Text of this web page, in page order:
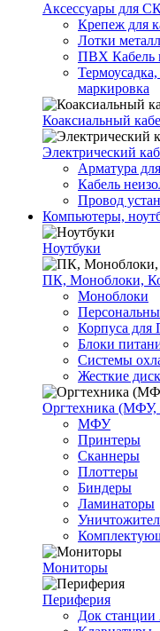
Аксессуары для
Крепеж для
Лотки
ПВХ Кабель
маркировка
Коаксиальный
Электрический
Арматура
Кабель
Провод
Компьютеры,
Ноутбуки
ПК, Моноблоки,
Моноблоки
Корпуса для
Блоки
Системы
Жесткие
Оргтехника
МФУ
Принтеры
Сканнеры
Плоттеры
Биндеры
Ламинаторы
Мониторы
Периферия
Док